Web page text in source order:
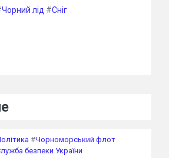
Чорний лід #Сніг
#Чорноморський флот
безпеки України